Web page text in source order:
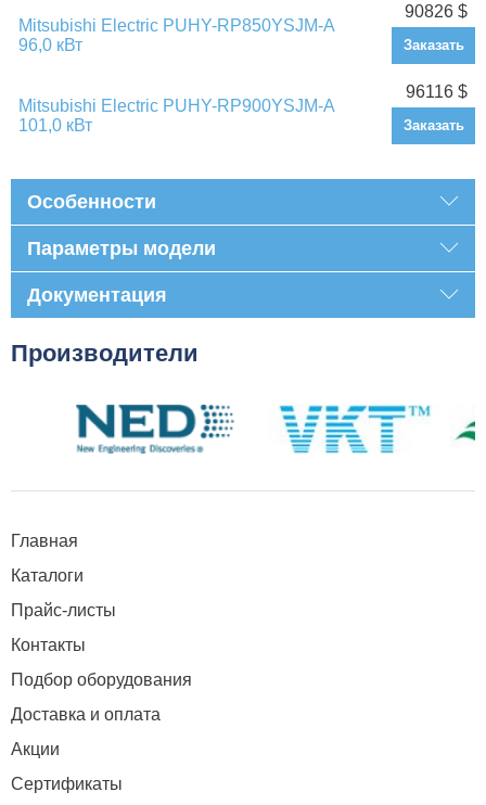
Mitsubishi Electric PUHY-RP850YSJM-A
96,0 кВт
90826 $
Заказать
Mitsubishi Electric PUHY-RP900YSJM-A
101,0 кВт
96116 $
Заказать
Особенности
Параметры модели
Документация
Производители
Главная
Каталоги
Прайс-листы
Контакты
Подбор оборудования
Доставка и оплата
Акции
Сертификаты